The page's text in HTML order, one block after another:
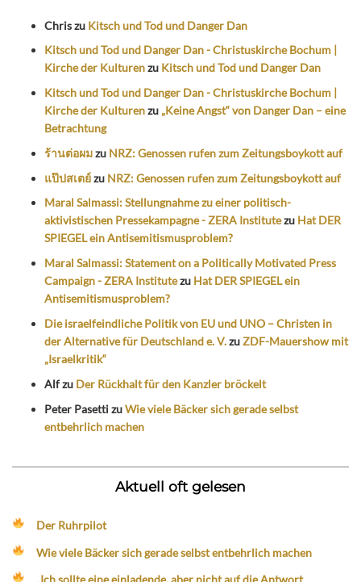
Chriszu Kitsch und Tod und Danger Dan
Kitsch und Tod und Danger Dan - Christuskirche Bochum |
Kirche der Kulturenzu Kitsch und Tod und Danger Dan
Kitsch und Tod und Danger Dan - Christuskirche Bochum |
Kirche der Kulturenzu „Keine Angst“ von Danger Dan – eine
Betrachtung
ร้านต่อผมzu NRZ: Genossen rufen zum Zeitungsboykott auf
แป๊ปสเตย์zu NRZ: Genossen rufen zum Zeitungsboykott auf
Maral Salmassi: Stellungnahme zu einer politisch-
aktivistischen Pressekampagne - ZERA Institutezu Hat DER
SPIEGEL ein Antisemitismusproblem?
Maral Salmassi: Statement on a Politically Motivated Press
Campaign - ZERA Institutezu Hat DER SPIEGEL ein
Antisemitismusproblem?
Die israelfeindliche Politik von EU und UNO – Christen in
der Alternative für Deutschland e. V.zuZDF-Mauershow mit
„Israelkritik“
Alfzu Der Rückhalt für den Kanzler bröckelt
Peter PasettizuWie viele Bäcker sich gerade selbst
entbehrlich machen
Aktuell oft gelesen
Der Ruhrpilot
Wie viele Bäcker sich gerade selbst entbehrlich machen
„Ich sollte eine einladende, aber nicht auf die Antwort